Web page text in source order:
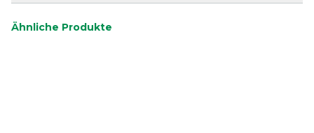
Ähnliche Produkte